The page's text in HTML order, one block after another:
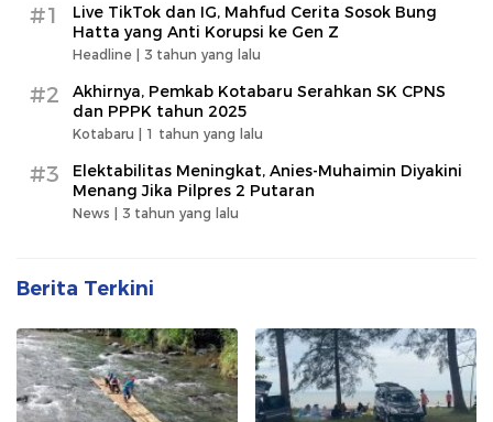
#1
Live TikTok dan IG, Mahfud Cerita Sosok Bung
Hatta yang Anti Korupsi ke Gen Z
Headline | 3 tahun yang lalu
#2
Akhirnya, Pemkab Kotabaru Serahkan SK CPNS
dan PPPK tahun 2025
Kotabaru | 1 tahun yang lalu
#3
Elektabilitas Meningkat, Anies-Muhaimin Diyakini
Menang Jika Pilpres 2 Putaran
News | 3 tahun yang lalu
Berita Terkini